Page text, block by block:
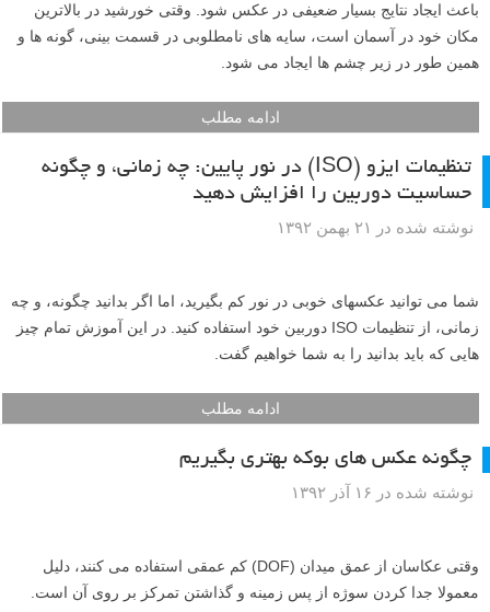
باعث ایجاد نتایج بسیار ضعیفی در عکس شود. وقتی خورشید در بالاترین
مکان خود در آسمان است، سایه های نامطلوبی در قسمت بینی، گونه ها و
همین طور در زیر چشم ها ایجاد می شود.
ادامه مطلب
تنظیمات ایزو (ISO) در نور پایین: چه زمانی، و چگونه
حساسیت دوربین را افزایش دهید
نوشته شده در ۲۱ بهمن ۱۳۹۲
شما می توانید عکسهای خوبی در نور کم بگیرید، اما اگر بدانید چگونه، و چه